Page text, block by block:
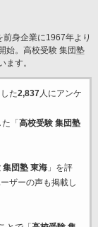
身企業に1967年より
始。高校受験 集団塾
ます。
た2,837人にアンケ
「 高校受験 集団塾
集団塾 東海」を評
ザーの声も掲載し